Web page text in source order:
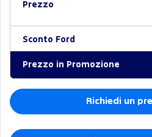
Prezzo
Sconto Ford
Prezzo in Promozione
Richiedi un